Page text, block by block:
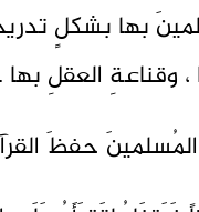
بها بشكلٍ
وقناعةِ العقلِ بها .
حفظَ